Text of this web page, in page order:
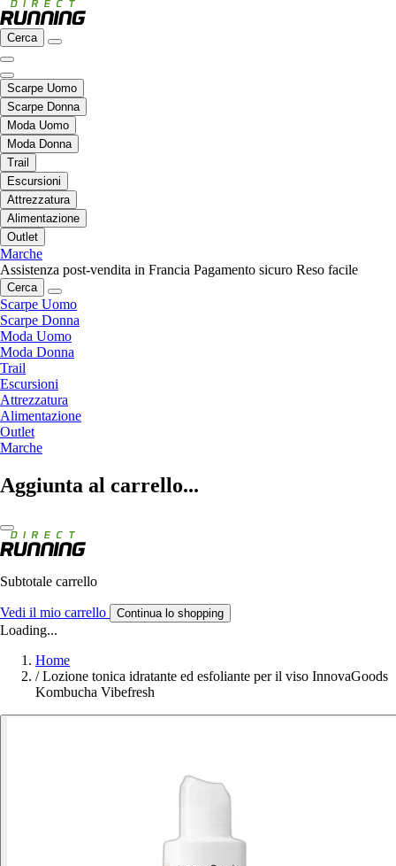
Cerca
Scarpe Uomo
Scarpe Donna
Moda Uomo
Moda Donna
Trail
Escursioni
Attrezzatura
Alimentazione
Outlet
Marche
Assistenza post-vendita in Francia Pagamento sicuro Reso facile
Cerca
Scarpe Uomo
Scarpe Donna
Moda Uomo
Moda Donna
Trail
Escursioni
Attrezzatura
Alimentazione
Outlet
Marche
Aggiunta al carrello...
Subtotale carrello
Vedi il mio carrello Continua lo shopping
Loading...
Home
/ Lozione tonica idratante ed esfoliante per il viso InnovaGoods
Kombucha Vibefresh